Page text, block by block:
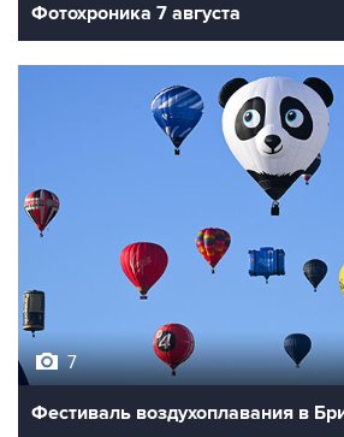
Фотохроника 7 августа
7
Фестиваль воздухоплавания в